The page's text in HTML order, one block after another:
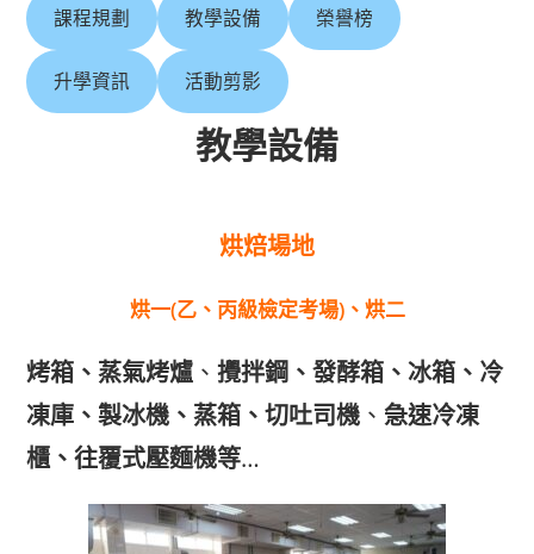
課程規劃 教學設備 榮譽榜
升學資訊 活動剪影
教學設備
烘焙場地
烘一(乙、丙級檢定考場)、烘二
烤箱、蒸氣烤爐 、攪拌鋼、發酵箱、冰箱、冷
凍庫、製冰機、蒸箱、切吐司機 、急速冷凍
櫃、往覆式壓麵機等…